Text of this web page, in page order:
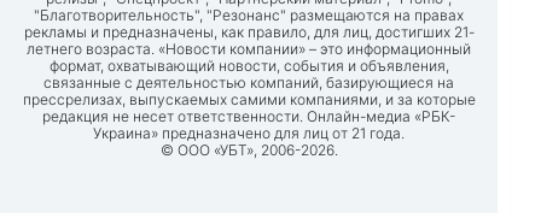
"Благотворительность", "Резонанс" размещаются на правах
рекламы и предназначены, как правило, для лиц, достигших 21-
летнего возраста. «Новости компании» – это информационный
формат, охватывающий новости, события и объявления,
связанные с деятельностью компаний, базирующиеся на
прессрелизах, выпускаемых самими компаниями, и за которые
редакция не несет ответственности. Онлайн-медиа «РБК-
Украина» предназначено для лиц от 21 года.
© ООО «УБТ», 2006-2026.